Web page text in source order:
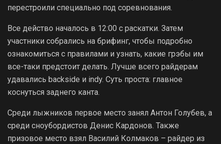
перестроили специально под соревнования.
Все действо началось в 12:00 с раскатки. Затем
участники собрались на брифинг, чтобы подробно
ознакомиться с правилами и узнать, какие грэбы им
все-таки предстоит делать. Лучше всего райдерам
удавались backside и indy. Cуть проста: главное
коснуться заднего канта.
Среди лыжников первое место занял Антон Голубев, а
среди сноубордистов Денис Кардонов. Также
призовое место взял Василий Колмаков – райдер из